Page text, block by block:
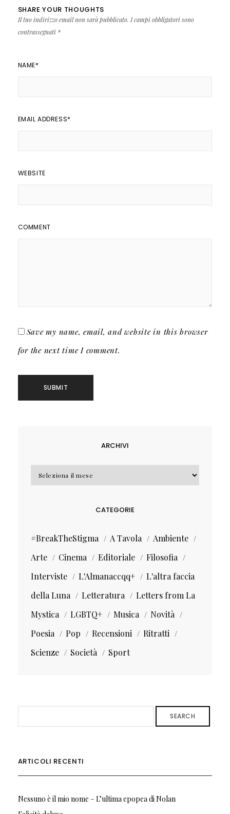
SHARE YOUR THOUGHTS
Il tuo indirizzo email non sarà pubblicato. I campi obbligatori sono
contrassegnati *
NAME*
EMAIL ADDRESS*
WEBSITE
COMMENT
Save my name, email, and website in this browser
for the next time I comment.
ARCHIVI
Archivi
CATEGORIE
#BreakTheStigma A Tavola
Ambiente
Arte
Cinema Editoriale
Filosofia
Interviste
L'Almanaccqq+
L'altra faccia
della Luna
Letteratura
Letters from La
Mystica
LGBTQ+ Musica
Novità
Poesia
Pop Recensioni
Ritratti
Scienze
Società Sport
SEARCH
ARTICOLI RECENTI
Nessuno è il mio nome – L’ultima epopea di Nolan